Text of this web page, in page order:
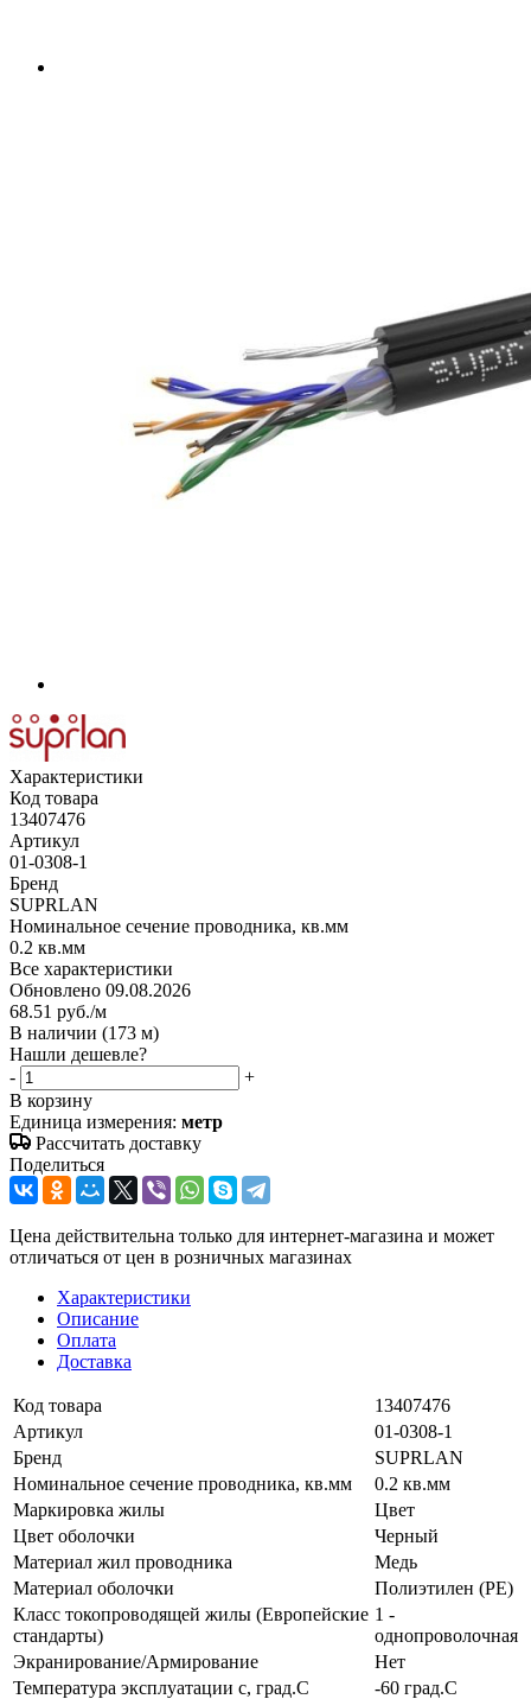
Характеристики
Код товара
13407476
Артикул
01-0308-1
Бренд
SUPRLAN
Номинальное сечение проводника, кв.мм
0.2 кв.мм
Все характеристики
Обновлено 09.08.2026
68.51 руб./м
В наличии (173 м)
Нашли дешевле?
-
+
В корзину
Единица измерения: метр
Рассчитать доставку
Поделиться
Цена действительна только для интернет-магазина и может
отличаться от цен в розничных магазинах
Характеристики
Описание
Оплата
Доставка
Код товара
13407476
Артикул
01-0308-1
Бренд
SUPRLAN
Номинальное сечение проводника, кв.мм
0.2 кв.мм
Маркировка жилы
Цвет
Цвет оболочки
Черный
Материал жил проводника
Медь
Материал оболочки
Полиэтилен (PE)
Класс токопроводящей жилы (Европейские
стандарты)
1 -
однопроволочная
Экранирование/Армирование
Нет
Температура эксплуатации с, град.C
-60 град.C